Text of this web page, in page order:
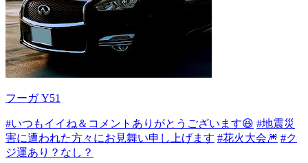
フーガ Y51
#いつもイイね＆コメントありがとうございます😆 #地震災
害に遭われた方々にお見舞い申し上げます #花火大会🎆 #ク
ジ運あり？なし？